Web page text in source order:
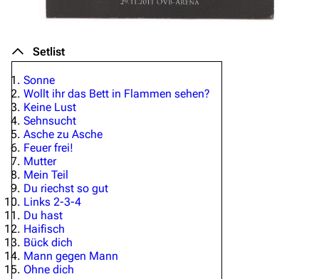
Setlist
Sonne
Wollt ihr das Bett in Flammen sehen?
Keine Lust
Sehnsucht
Asche zu Asche
Feuer frei!
Mutter
Mein Teil
Du riechst so gut
Links 2-3-4
Du hast
Haifisch
Bück dich
Mann gegen Mann
Ohne dich